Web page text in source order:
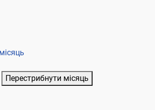
Перестрибнути місяць